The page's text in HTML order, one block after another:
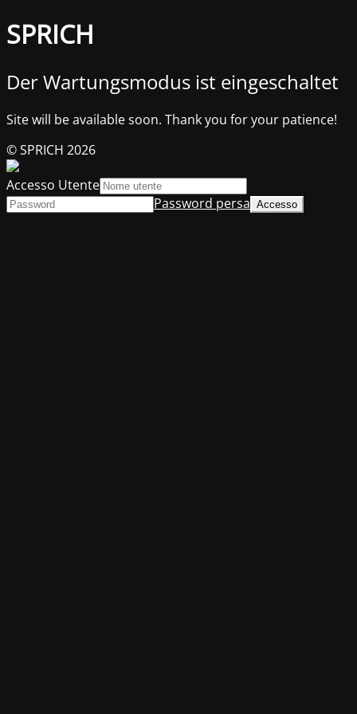
SPRICH
Der Wartungsmodus ist eingeschaltet
Site will be available soon. Thank you for your patience!
© SPRICH 2026
Accesso Utente
Password persa